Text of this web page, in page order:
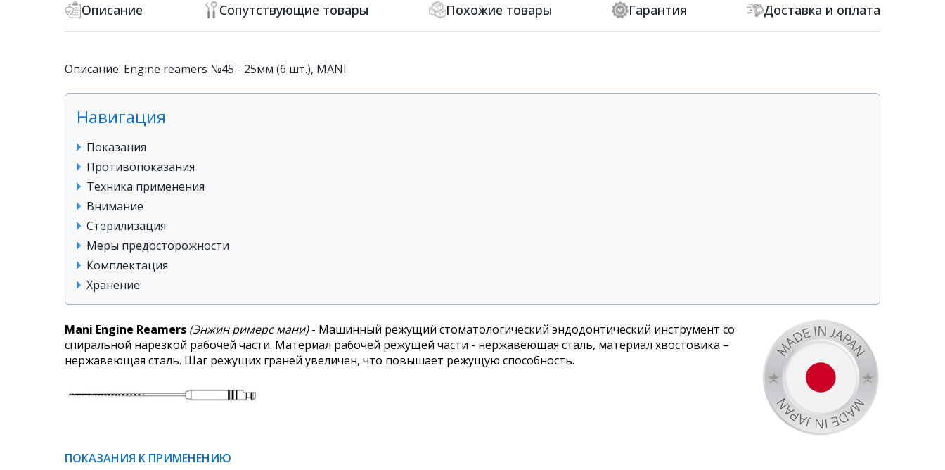
Описание Сопутствующие товары Похожие товары Гарантия Доставка и оплата
Описание: Engine reamers №45 - 25мм (6 шт.), MANI
Навигация
Показания
Противопоказания
Техника применения
Внимание
Стерилизация
Меры предосторожности
Комплектация
Хранение
Mani Engine Reamers (Энжин римерс мани)- Машинный режущий стоматологический эндодонтический инструмент со
спиральной нарезкой рабочей части. Материал рабочей режущей части - нержавеющая сталь, материал хвостовика –
нержавеющая сталь. Шаг режущих граней увеличен, что повышает режущую способность.
ПОКАЗАНИЯ К ПРИМЕНЕНИЮ